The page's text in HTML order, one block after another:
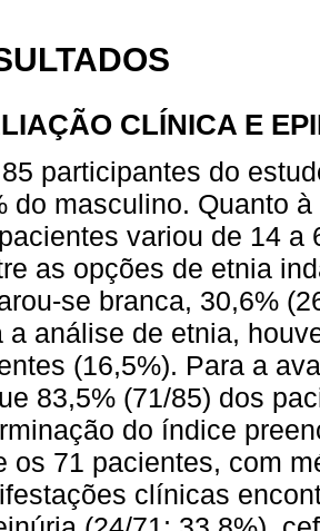
CLÍNICA E
participantes do
do masculino. Quanto
variou de 14 a
as opções de etnia
se branca, 30,6%
a análise de etnia,
(16,5%). Para a
83,5% (71/85) dos
do índice
os 71 pacientes, com
clínicas